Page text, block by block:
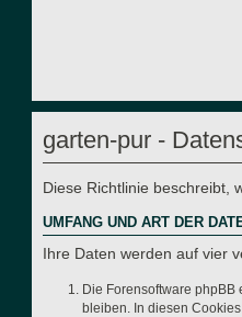
garten-pur -
Diese Richtlinie beschreibt,
UMFANG UND ART DER
Ihre Daten werden auf vier
Die Forensoftware phpBB
bleiben. In diesen